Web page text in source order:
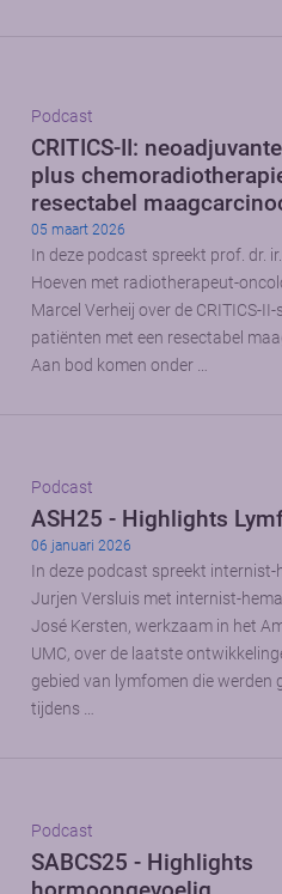
Podcast
CRITICS-II:
plus
resectabel
05 maart 2026
In deze podcast spreekt prof. dr.
Hoeven met radiotherapeut-
Marcel Verheij over de CRITICS-
patiënten met een resectabel
Aan bod komen onder …
Podcast
ASH25 - Highlights
06 januari 2026
In deze podcast spreekt
Jurjen Versluis met internist-
José Kersten, werkzaam in het
UMC, over de laatste
gebied van lymfomen die werden
tijdens …
Podcast
SABCS25 - Highlights